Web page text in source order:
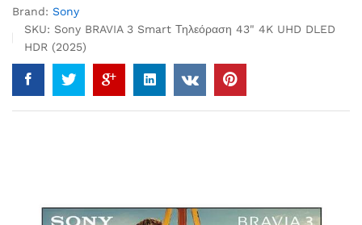
Brand: Sony
SKU: Sony BRAVIA 3 Smart Τηλεόραση 43" 4K UHD DLED
HDR (2025)